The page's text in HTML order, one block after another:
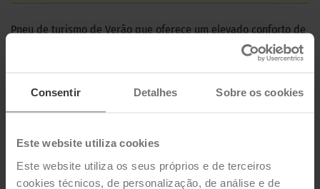
Consentir Detalhes Sobre os cookies
Este website utiliza cookies
Este website utiliza os seus próprios e de terceiros
cookies técnicos, de personalização, de análise e de
Pneu de turismo de Verão que oferece um elevado conforto de
Modelo
TURANZA T005 DRIVEGUARD
Estação
Verão